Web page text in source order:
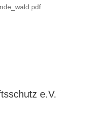
e.V.